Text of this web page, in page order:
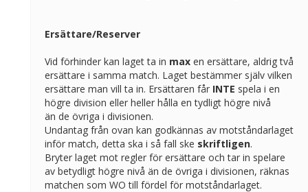
Ersättare/Reserver
Vid förhinder kan laget ta in max en ersättare, aldrig två
ersättare i samma match. Laget bestämmer själv vilken
ersättare man vill ta in. Ersättaren får INTE spela i en
högre division eller heller hålla en tydligt högre nivå
än de övriga i divisionen.
Undantag från ovan kan godkännas av motståndarlaget
inför match, detta ska i så fall ske skriftligen.
Bryter laget mot regler för ersättare och tar in spelare
av betydligt högre nivå än de övriga i divisionen, räknas
matchen som WO till fördel för motståndarlaget.